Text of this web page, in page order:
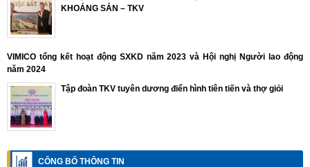
KHOÁNG SẢN – TKV
VIMICO tổng kết hoạt động SXKD năm 2023 và Hội nghị Người lao động
năm 2024
Tập đoàn TKV tuyên dương điển hình tiên tiến và thợ giỏi
CÔNG BỐ THÔNG TIN